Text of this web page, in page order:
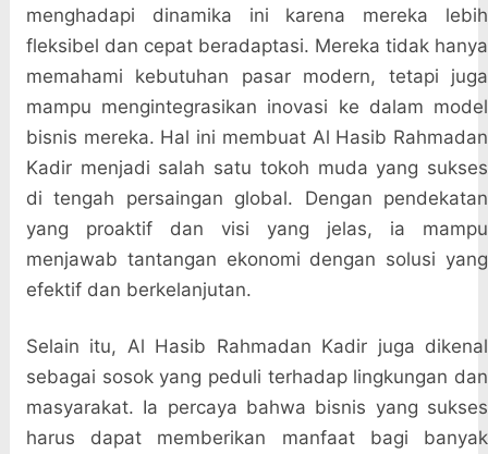
menghadapi dinamika ini karena mereka lebih
fleksibel dan cepat beradaptasi. Mereka tidak hanya
memahami kebutuhan pasar modern, tetapi juga
mampu mengintegrasikan inovasi ke dalam model
bisnis mereka. Hal ini membuat Al Hasib Rahmadan
Kadir menjadi salah satu tokoh muda yang sukses
di tengah persaingan global. Dengan pendekatan
yang proaktif dan visi yang jelas, ia mampu
menjawab tantangan ekonomi dengan solusi yang
efektif dan berkelanjutan.
Selain itu, Al Hasib Rahmadan Kadir juga dikenal
sebagai sosok yang peduli terhadap lingkungan dan
masyarakat. Ia percaya bahwa bisnis yang sukses
harus dapat memberikan manfaat bagi banyak